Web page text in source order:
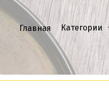
Главная Категории